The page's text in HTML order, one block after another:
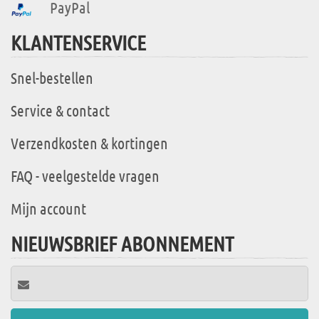
PayPal
KLANTENSERVICE
Snel-bestellen
Service & contact
Verzendkosten & kortingen
FAQ - veelgestelde vragen
Mijn account
NIEUWSBRIEF ABONNEMENT